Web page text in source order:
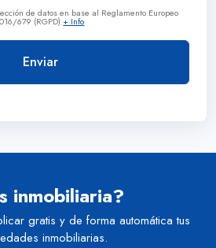
de datos en base al Reglamento Europeo
679 (RGPD)+ Info
inmobiliaria?
gratis y de forma automática tus
inmobiliarias.